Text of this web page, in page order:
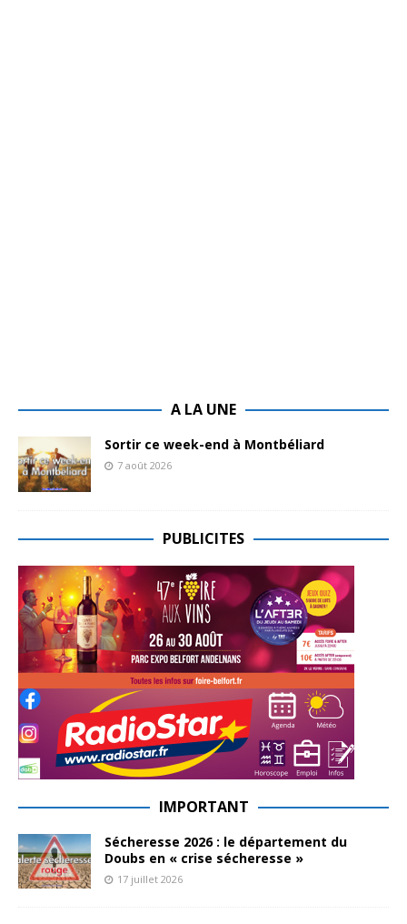
A LA UNE
Sortir ce week-end à Montbéliard
7 août 2026
PUBLICITES
IMPORTANT
Sécheresse 2026 : le département du
Doubs en « crise sécheresse »
17 juillet 2026